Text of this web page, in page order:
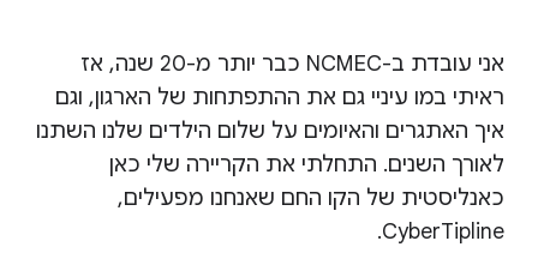
אני עובדת ב-NCMEC כבר יותר מ-20 שנה, אז
ראיתי במו עיניי גם את ההתפתחות של הארגון, וגם
איך האתגרים והאיומים על שלום הילדים שלנו השתנו
לאורך השנים. התחלתי את הקריירה שלי כאן
כאנליסטית של הקו החם שאנחנו מפעילים,
CyberTipline.